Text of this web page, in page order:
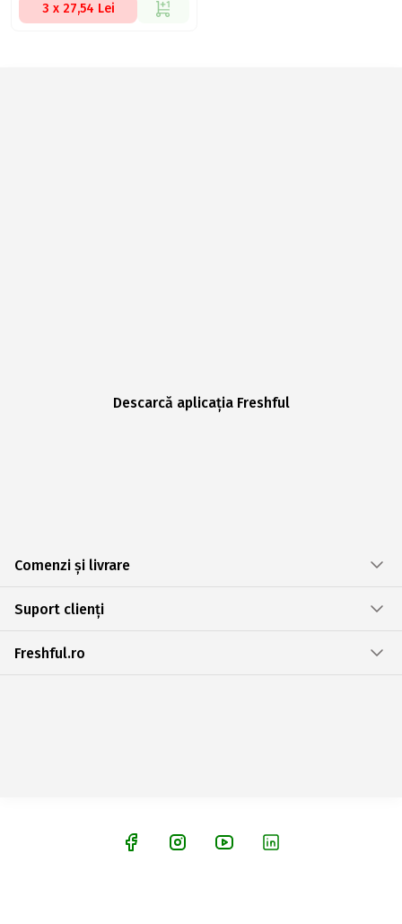
3 x 27,54 Lei
Descarcă aplicația Freshful
Comenzi și livrare
Suport clienți
Freshful.ro